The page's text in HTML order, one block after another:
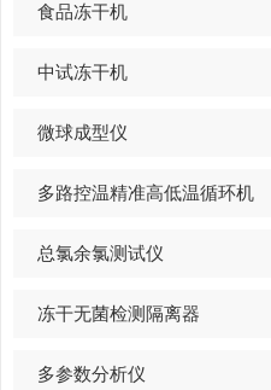
食品冻干机
中试冻干机
微球成型仪
多路控温精准高低温循环机
总氯余氯测试仪
冻干无菌检测隔离器
多参数分析仪